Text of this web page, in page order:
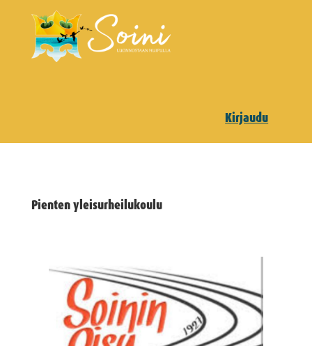
Kirjaudu
Pienten yleisurheilukoulu